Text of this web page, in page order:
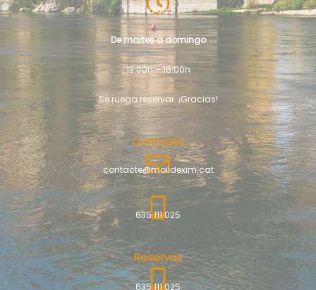
Horario
De martes a domingo
13:00h – 16:00h
Se ruega reservar. ¡Gracias!
Contacto
contacte@molidexim.cat
635 111 025
Reservas
635 111 025